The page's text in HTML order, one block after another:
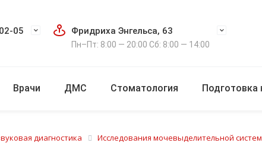
05 Фридриха Энгельса, 63
Пн–Пт: 8:00 — 20:00 Сб: 8:00 — 14:00
Врачи ДМС Стоматология Подготовка
диагностика Исследования мочевыделительной